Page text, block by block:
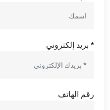
* بريد إلكتروني
رقم الهاتف